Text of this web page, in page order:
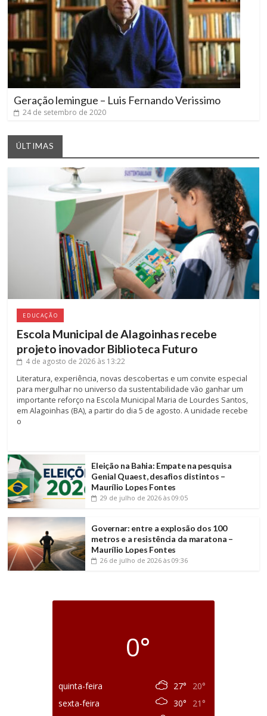
Geração lemingue – Luis Fernando Verissimo
24 de setembro de 2020
ÚLTIMAS
EDUCAÇÃO
Escola Municipal de Alagoinhas recebe
projeto inovador Biblioteca Futuro
4 de agosto de 2026 às 13:22
Literatura, experiência, novas descobertas e um convite especial
para mergulhar no universo da sustentabilidade vão ganhar um
importante reforço na Escola Municipal Maria de Lourdes Santos,
em Alagoinhas (BA), a partir do dia 5 de agosto. A unidade recebe
o
Eleição na Bahia: Empate na pesquisa
Genial Quaest, desafios distintos –
Maurílio Lopes Fontes
29 de julho de 2026 às 09:05
Governar: entre a explosão dos 100
metros e a resistência da maratona –
Maurílio Lopes Fontes
26 de julho de 2026 às 09:36
0°
quinta-feira 27°
20°
sexta-feira
30°
21°